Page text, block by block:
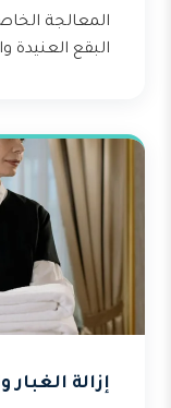
المعالجة
البقع العنيدة
إزالة الغبار